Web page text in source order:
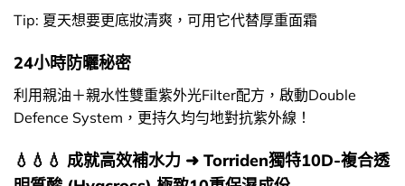
Tip: 夏天想要更底妝清爽，可用它代替厚重面霜
24小時防曬秘密
利用親油＋親水性雙重紫外光Filter配方，啟動Double
Defence System，更持久均勻地對抗紫外線！
💧💧💧 成就高效補水力 ➜ Torriden獨特10D-複合透